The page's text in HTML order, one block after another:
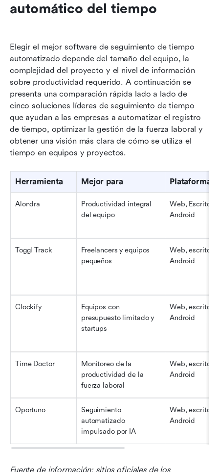
automático del tiempo
Elegir el mejor software de seguimiento de tiempo
automatizado depende del tamaño del equipo, la
complejidad del proyecto y el nivel de información
sobre productividad requerido. A continuación se
presenta una comparación rápida lado a lado de
cinco soluciones líderes de seguimiento de tiempo
que ayudan a las empresas a automatizar el registro
de tiempo, optimizar la gestión de la fuerza laboral y
obtener una visión más clara de cómo se utiliza el
tiempo en equipos y proyectos.
Herramienta Mejor para Plataforma
Alondra
Productividad integral
del equipo
Web,
Android
Toggl Track
Freelancers y equipos
pequeños
Web,
Android
Clockify
Equipos con
presupuesto limitado y
startups
Web,
Android
Time Doctor
Monitoreo de la
productividad de la
fuerza laboral
Web,
Android
Oportuno
Seguimiento
automatizado
impulsado por IA
Web,
Android
Fuente de información: sitios oficiales de los